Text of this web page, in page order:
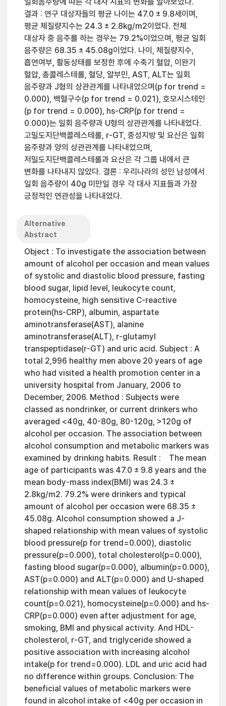
결과 : 연구 대상자들의 평균 나이는 47.0 ± 9.8세이며,
평균 체질량지수는 24.3 ± 2.8kg/m2이었다. 전체
대상자 중 음주를 하는 경우는 79.2%이었으며, 평균 일회
음주량은 68.35 ± 45.08g이었다. 나이, 체질량지수,
흡연여부, 활동상태를 보정한 후에 수축기 혈압, 이완기
혈압, 총콜레스테롤, 혈당, 알부민, AST, ALT는 일회
음주량과 J형의 상관관계를 나타내었으며(p for trend =
0.000), 백혈구수(p for trend = 0.021), 호모시스테인
(p for trend = 0.000), hs-CRP(p for trend =
0.000)는 일회 음주량과 U형의 상관관계를 나타내었다.
고밀도지단백콜레스테롤, r-GT, 중성지방 및 요산은 일회
음주량과 양의 상관관계를 나타내었으며,
저밀도지단백콜레스테롤과 요산은 각 그룹 내에서 큰
변화를 나타내지 않았다. 결론 : 우리나라의 성인 남성에서
일회 음주량이 40g 미만일 경우 각 대사 지표들과 가장
긍정적인 연관성을 나타내었다.
Alternative
Abstract
Object : To investigate the association between
amount of alcohol per occasion and mean values
of systolic and diastolic blood pressure, fasting
blood sugar, lipid level, leukocyte count,
homocysteine, high sensitive C-reactive
protein(hs-CRP), albumin, aspartate
aminotransferase(AST), alanine
aminotransferase(ALT), r-glutamyl
transpeptidase(r-GT) and uric acid. Subject : A
total 2,996 healthy men above 20 years of age
who had visited a health promotion center in a
university hospital from January, 2006 to
December, 2006. Method : Subjects were
classed as nondrinker, or current drinkers who
averaged <40g, 40-80g, 80-120g, >120g of
alcohol per occasion. The association between
alcohol consumption and metabolic markers was
examined by drinking habits. Result : The mean
age of participants was 47.0 ± 9.8 years and the
mean body-mass index(BMI) was 24.3 ±
2.8kg/m2. 79.2% were drinkers and typical
amount of alcohol per occasion were 68.35 ±
45.08g. Alcohol consumption showed a J-
shaped relationship with mean values of systolic
blood pressure(p for trend=0.000), diastolic
pressure(p=0.000), total cholesterol(p=0.000),
fasting blood sugar(p=0.000), albumin(p=0.000),
AST(p=0.000) and ALT(p=0.000) and U-shaped
relationship with mean values of leukocyte
count(p=0.021), homocysteine(p=0.000) and hs-
CRP(p=0.000) even after adjustment for age,
smoking, BMI and physical activity. And HDL-
cholesterol, r-GT, and triglyceride showed a
positive association with increasing alcohol
intake(p for trend=0.000). LDL and uric acid had
no difference within groups. Conclusion: The
beneficial values of metabolic markers were
found in alcohol intake of <40g per occasion in